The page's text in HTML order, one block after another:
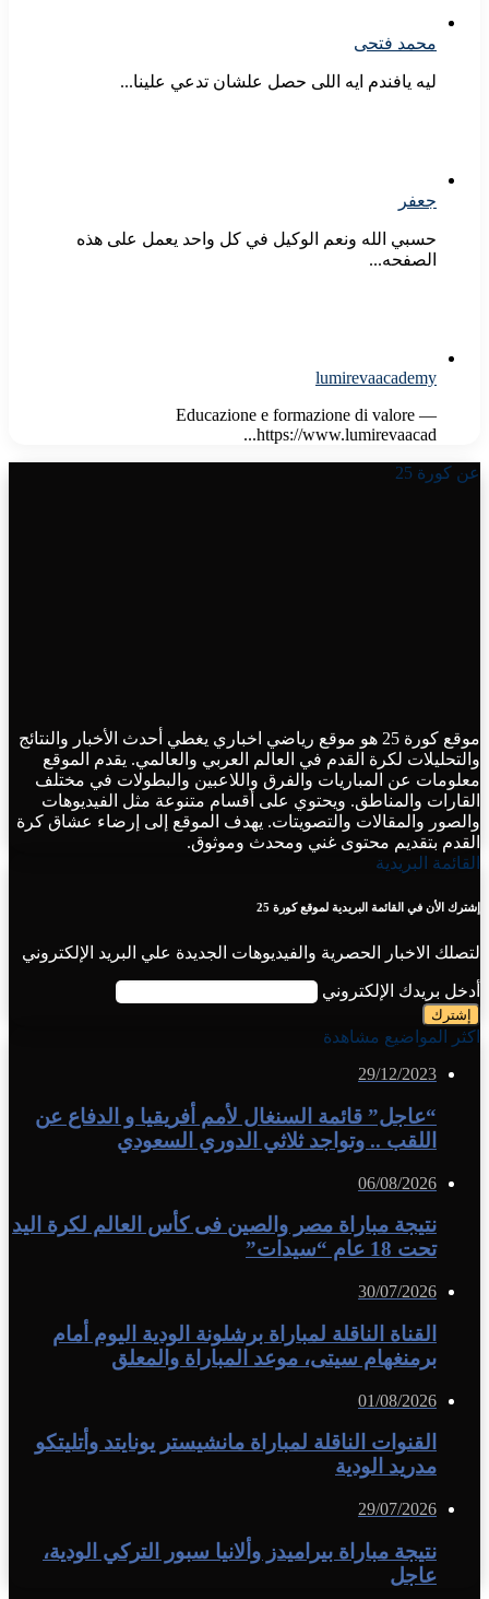
محمد فتحى
ليه يافندم ايه اللى حصل علشان تدعي علينا...
جعفر
حسبي الله ونعم الوكيل في كل واحد يعمل على هذه
الصفحه...
lumirevaacademy
Educazione e formazione di valore —
https://www.lumirevaacad...
عن كورة 25
موقع كورة 25 هو موقع رياضي اخباري يغطي أحدث الأخبار والنتائج
والتحليلات لكرة القدم في العالم العربي والعالمي. يقدم الموقع
معلومات عن المباريات والفرق واللاعبين والبطولات في مختلف
القارات والمناطق. ويحتوي على أقسام متنوعة مثل الفيديوهات
والصور والمقالات والتصويتات. يهدف الموقع إلى إرضاء عشاق كرة
القدم بتقديم محتوى غني ومحدث وموثوق.
القائمة البريدية
إشترك الأن في القائمة البريدية لموقع كورة 25
لتصلك الاخبار الحصرية والفيديوهات الجديدة علي البريد الإلكتروني
أدخل بريدك الإلكتروني
اكثر المواضيع مشاهدة
29/12/2023
“عاجل” قائمة السنغال لأمم أفريقيا و الدفاع عن
اللقب .. وتواجد ثلاثي الدوري السعودي
06/08/2026
نتيجة مباراة مصر والصين فى كأس العالم لكرة اليد
تحت 18 عام “سيدات”
30/07/2026
القناة الناقلة لمباراة برشلونة الودية اليوم أمام
برمنغهام سيتى، موعد المباراة والمعلق
01/08/2026
القنوات الناقلة لمباراة مانشيستر يونايتد وأتليتكو
مدريد الودية
29/07/2026
نتيجة مباراة بيراميدز وألانيا سبور التركي الودية،
عاجل